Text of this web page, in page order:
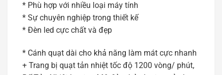
* Phù hợp với nhiều loại máy tính
* Sự chuyên nghiệp trong thiết kế
* Đèn led cực chất và đẹp
* Cánh quạt dài cho khả năng làm mát cực nhanh
+ Trang bị quạt tản nhiệt tốc độ 1200 vòng/ phút,